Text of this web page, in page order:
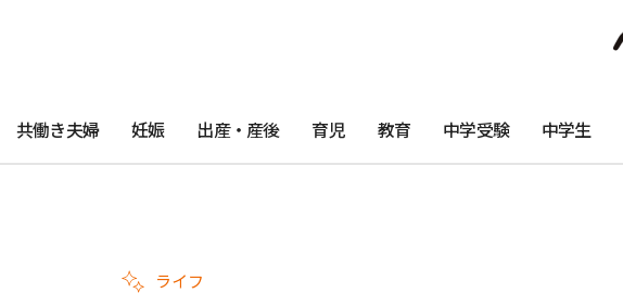
共働き夫婦 妊娠 出産・産後 育児 教育 中学受験 中学生
ライフ